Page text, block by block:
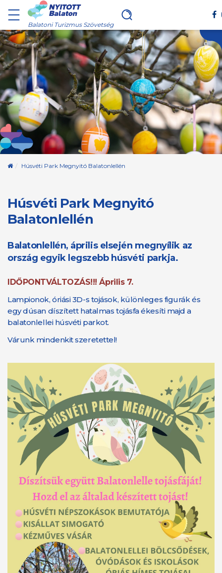
Balatoni Turizmus Szövetség
Kezdőoldal
Húsvéti Park Megnyitó Balatonlellén
Húsvéti Park Megnyitó
Balatonlellén
Balatonlellén, április elsején megnyílik az
ország egyik legszebb húsvéti parkja.
IDŐPONTVÁLTOZÁS!!! Április 7.
Lampionok, óriási 3D-s tojások, különleges figurák és
egy dúsan díszített hatalmas tojásfa ékesíti majd a
balatonlellei húsvéti parkot.
Várunk mindenkit szeretettel!